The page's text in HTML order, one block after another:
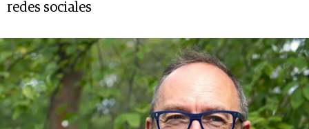
redes sociales